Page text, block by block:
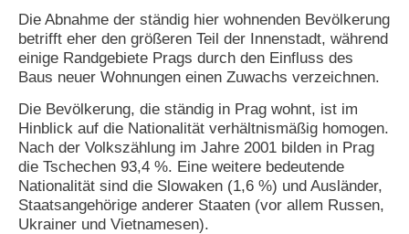
d
r
Die Abnahme der ständig hier wohnenden Bevölkerung
betrifft eher den größeren Teil der Innenstadt, während
einige Randgebiete Prags durch den Einfluss des
Baus neuer Wohnungen einen Zuwachs verzeichnen.
Die Bevölkerung, die ständig in Prag wohnt, ist im
Hinblick auf die Nationalität verhältnismäßig homogen.
Nach der Volkszählung im Jahre 2001 bilden in Prag
die Tschechen 93,4 %. Eine weitere bedeutende
Nationalität sind die Slowaken (1,6 %) und Ausländer,
Staatsangehörige anderer Staaten (vor allem Russen,
Ukrainer und Vietnamesen).